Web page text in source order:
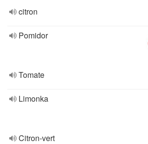
citron
Pomidor
Tomate
Limonka
Citron-vert